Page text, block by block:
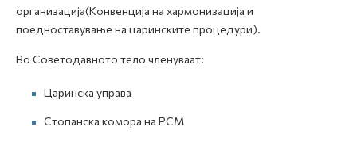
организација(Конвенција на хармонизација и
поедноставување на царинските процедури).
Во Советодавното тело членуваат:
Царинска управa
Стопанска комора на РСМ